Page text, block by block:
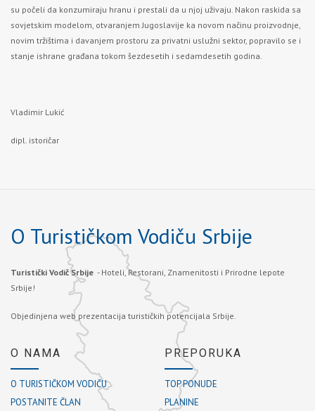
su počeli da konzumiraju hranu i prestali da u njoj uživaju. Nakon raskida sa
sovjetskim modelom, otvaranjem Jugoslavije ka novom načinu proizvodnje,
novim tržištima i davanjem prostoru za privatni uslužni sektor, popravilo se i
stanje ishrane građana tokom šezdesetih i sedamdesetih godina.
Vladimir Lukić
dipl. istoričar
O Turističkom Vodiču Srbije
Turistički Vodič Srbije - Hoteli, Restorani, Znamenitosti i Prirodne lepote
Srbije!
Objedinjena web prezentacija turističkih potencijala Srbije.
O NAMA
O TURISTIČKOM VODIČU
POSTANITE ČLAN
PREPORUKA
TOP PONUDE
PLANINE